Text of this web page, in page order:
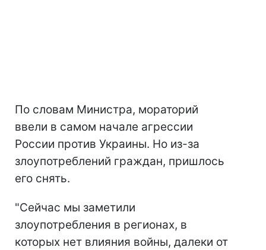
По словам Министра, мораторий
ввели в самом начале агрессии
России против Украины. Но из-за
злоупотреблений граждан, пришлось
его снять.
"Сейчас мы заметили
злоупотребления в регионах, в
которых нет влияния войны, далеки от